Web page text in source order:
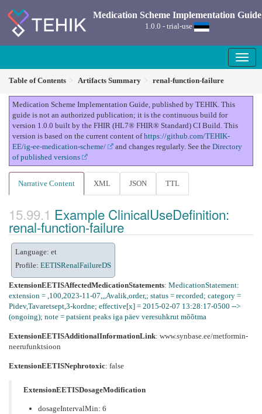
Medication Scheme Implementation Guide
1.0.0 - trial-use
Table of Contents Artifacts Summary renal-function-failure
Medication Scheme Implementation Guide, published by TEHIK. This
guide is not an authorized publication; it is the continuous build for
version 1.0.0 built by the FHIR (HL7® FHIR® Standard) CI Build. This
version is based on the current content ofhttps://github.com/TEHIK-
EE/ig-ee-medication-scheme/
and changes regularly. See the Directory
of published versions
Narrative Content XML JSON TTL
Example ClinicalUseDefinition:
renal-function-failure
Language: et
Profile: EETISRenalFailureDS
ExtensionEETISAffectedMedicationStatements: MedicationStatement:
extension = ,100,2023-11-07,,,Avalik,order,; status = recorded; category =
Pidev,Tavaretsept,3-kordne; effective[x] = 2015-02-07 13:28:17-0500 -->
(ongoing); note = patsient peaks iga päev veresuhkrut mõõtma
ExtensionEETISAdditionalInformationLink: www.synbase.ee/metformin-
neerufunktsioon
ExtensionEETISNephrotoxic: false
ExtensionEETISDosageModification
dosageIntervalMin: 6